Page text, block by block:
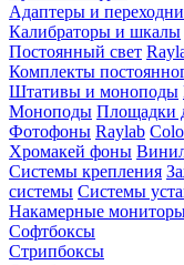
Адаптеры и
Калибраторы и шкалы
Постоянный свет
Комплекты
Штативы и моноподы
Моноподы Площадки
Фотофоны Raylab
Хромакей фоны
Системы крепления
системы Системы
Накамерные
Софтбоксы
Стрипбоксы